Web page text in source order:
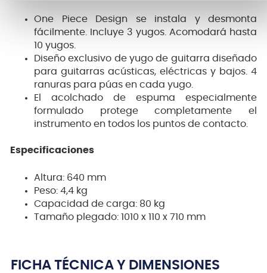
One Piece Design se instala y desmonta
fácilmente. Incluye 3 yugos. Acomodará hasta
10 yugos.
Diseño exclusivo de yugo de guitarra diseñado
para guitarras acústicas, eléctricas y bajos. 4
ranuras para púas en cada yugo.
El acolchado de espuma especialmente
formulado protege completamente el
instrumento en todos los puntos de contacto.
Especificaciones
Altura: 640 mm
Peso: 4,4 kg
Capacidad de carga: 80 kg
Tamaño plegado: 1010 x 110 x 710 mm
FICHA TÉCNICA Y DIMENSIONES